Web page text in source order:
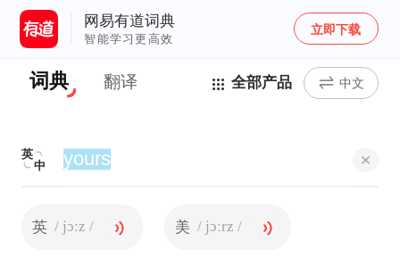
网易有道词典
智能学习更高效
立即下载
词典 翻译 全部产品 中文
英
中
英 / jɔːz / 美 / jɔːrz /